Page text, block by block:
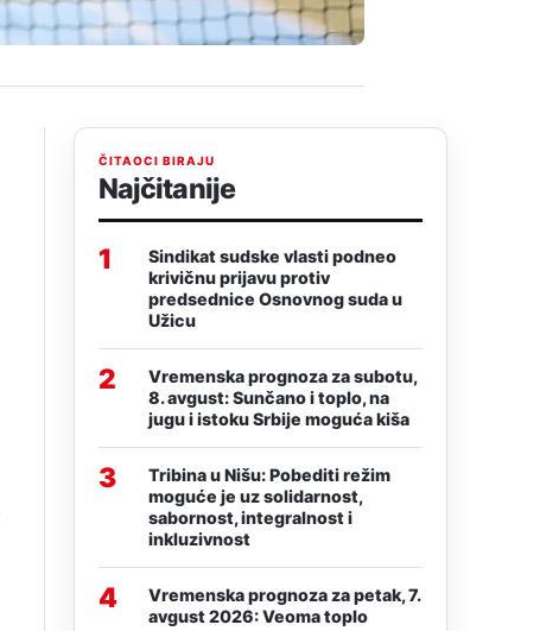
ČITAOCI BIRAJU
Najčitanije
1
Sindikat sudske vlasti podneo
krivičnu prijavu protiv
predsednice Osnovnog suda u
Užicu
2
Vremenska prognoza za subotu,
8. avgust: Sunčano i toplo, na
jugu i istoku Srbije moguća kiša
3
Tribina u Nišu: Pobediti režim
moguće je uz solidarnost,
sabornost, integralnost i
inkluzivnost
4
Vremenska prognoza za petak, 7.
avgust 2026: Veoma toplo